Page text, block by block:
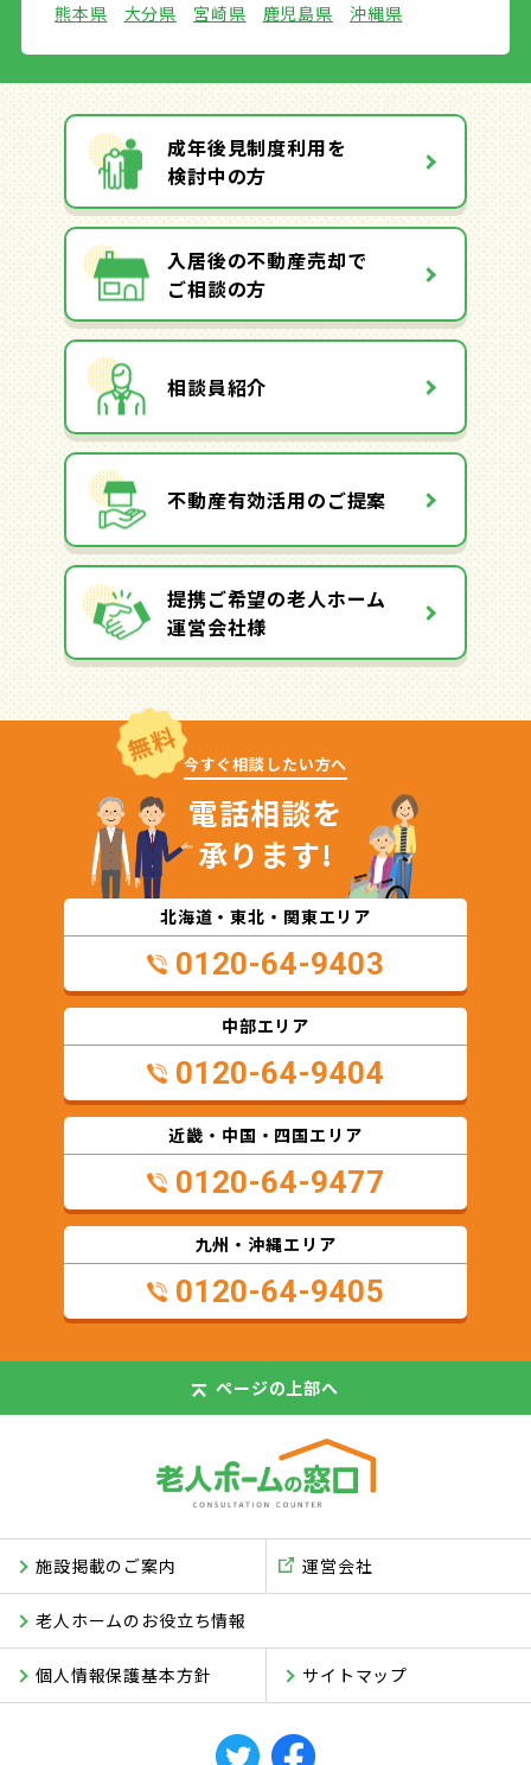
熊本県
大分県 宮崎県 鹿児島県 沖縄県
成年後見制度利用を
検討中の方
入居後の不動産売却で
ご相談の方
相談員紹介
不動産有効活用のご提案
提携ご希望の老人ホーム
運営会社様
無料 今すぐ相談したい方へ
電話相談を
承ります!
北海道・東北・関東エリア
0120-64-9403
中部エリア
0120-64-9404
近畿・中国・四国エリア
0120-64-9477
九州・沖縄エリア
0120-64-9405
ページの上部へ
施設掲載のご案内
老人ホームのお役立ち情報
サイトマップ
運営会社
個人情報保護基本方針